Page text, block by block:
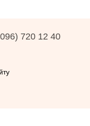
720 12 40